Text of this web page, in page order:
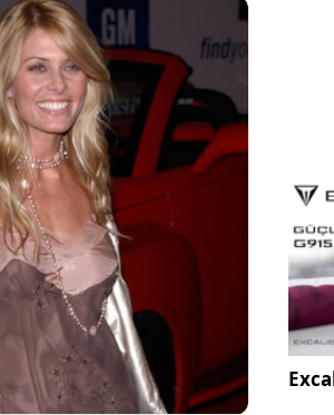
bir döneme damga vuran 51
hayranlarını yıkan bir